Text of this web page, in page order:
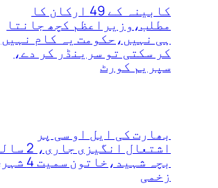
کابینہ کے 49 ارکان کا
مطلب،وزیراعظم کچھ جانتا
ہی نہیں،حکومت یہ کام نہیں
کر سکتی تو سرینڈر کر دے،
سپریم کورٹ
بھارت کی ایل او سی پر
اشتعال انگیزی جاری،
بچہ شہید،خاتون
زخمی